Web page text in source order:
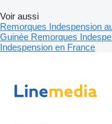
Voir aussi
Remorques Indespension
Guinée Remorques
Indespension en France